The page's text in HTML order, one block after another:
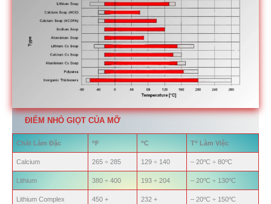
ĐIỂM NHỎ GIỌT CỦA MỠ
Chất Làm Đặc oF oC ToLàm Việc
Calcium 265 ÷ 285 129 ÷ 140 – 20oC ÷ 80oC
Lithium 380 ÷ 400 193 ÷ 204 – 20oC ÷ 130oC
Lithium Complex 450 + 232 + – 20oC ÷ 150oC